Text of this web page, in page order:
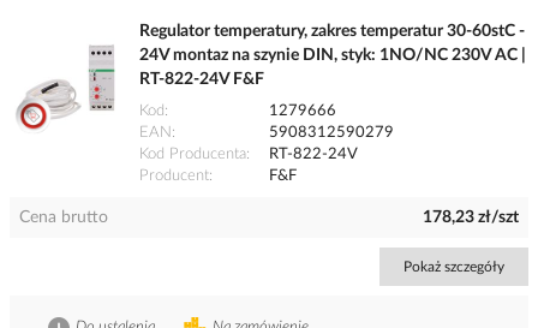
Regulator temperatury, zakres temperatur 30-60stC -
24V montaz na szynie DIN, styk: 1NO/NC 230V AC |
RT-822-24V F&F
Kod
1279666
EAN
5908312590279
Kod Producenta
RT-822-24V
Producent
F&F
Cena brutto 178,23 zł/szt
Pokaż szczegóły